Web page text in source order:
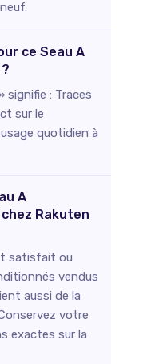
ce Seau A
signifie : Traces
sur le
quotidien à
A
Rakuten
satisfait ou
vendus
aussi de la
votre
exactes sur la